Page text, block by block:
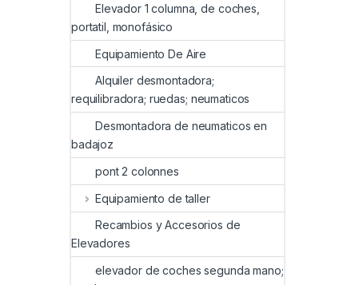
Elevador 1 columna, de coches,
portatil, monofásico
Equipamiento De Aire
Alquiler desmontadora;
requilibradora; ruedas; neumaticos
Desmontadora de neumaticos en
badajoz
pont 2 colonnes
Equipamiento de taller
Recambios y Accesorios de
Elevadores
elevador de coches segunda mano;